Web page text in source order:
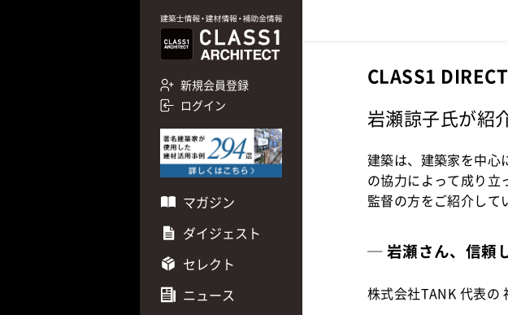
新規会員登録
ログイン
マガジン
ダイジェスト
セレクト
ニュース
CLASS1
岩瀬諒子氏が紹
建築は、建築家を中心
の協力によって成り立
監督の方をご紹介して
─ 岩瀬さん、信頼
株式会社TANK 代表の